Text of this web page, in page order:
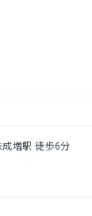
増駅 徒歩6分